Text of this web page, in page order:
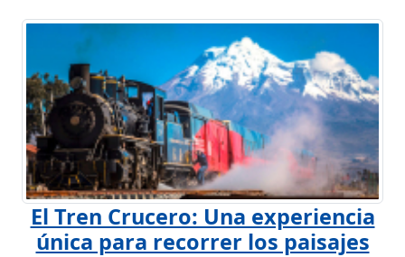
El Tren Crucero: Una experiencia
única para recorrer los paisajes